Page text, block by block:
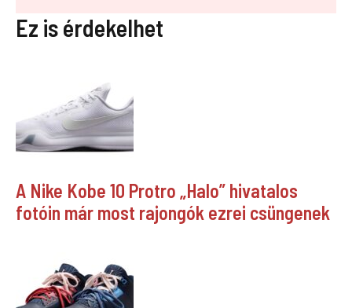
Ez is érdekelhet
A Nike Kobe 10 Protro „Halo” hivatalos
fotóin már most rajongók ezrei csüngenek